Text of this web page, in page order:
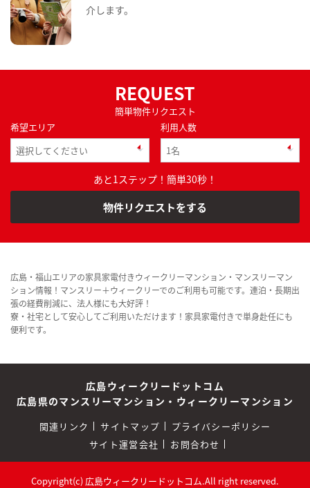
介します。
REQUEST
簡単物件リクエスト
希望エリア
利用人数
あと1ステップ！簡単30秒！
物件リクエストをする
広島・福山エリアの家具家電付きウィークリーマンション・マンスリーマン
ション情報！マンスリー＋ウィークリーでのご利用も可能です。連泊・長期出
張の経費削減に、法人様にも大好評！
寮・社宅として安心してご利用いただけます！家具家電付きで単身赴任にも
便利です。
広島ウィークリードットコム
広島県のマンスリーマンション・ウィークリーマンション
関連リンク サイトマップ
プライバシーポリシー
サイト運営会社
お問合わせ
Copyright(c) 広島ウィークリードットコム.All right reserved.